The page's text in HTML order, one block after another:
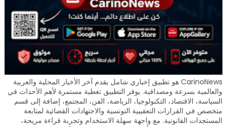
CarinoNews هو تطبيق إخباري شامل يقدم آخر الأخبار المحلية والعربية
والعالمية بسرعة ومصداقية. يوفر التطبيق تغطية مستمرة لأهم الأحداث في
السياسة، الاقتصاد، التكنولوجيا، الرياضة، الفن، المجتمع، إضافة إلى قسم
متخصص في القرارات التعقيبية التونسية والاجتهادات القضائية لمتابعة
المستجدات القانونية. مع واجهة سهلة الاستخدام وتجربة قراءة مريحة،